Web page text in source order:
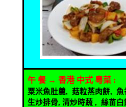
午 餐 → 香港 中式 粵菜 :
粟米魚肚羹,菇粒蒸肉餅,魚
生炒排骨,清炒時蔬 ,絲苗白